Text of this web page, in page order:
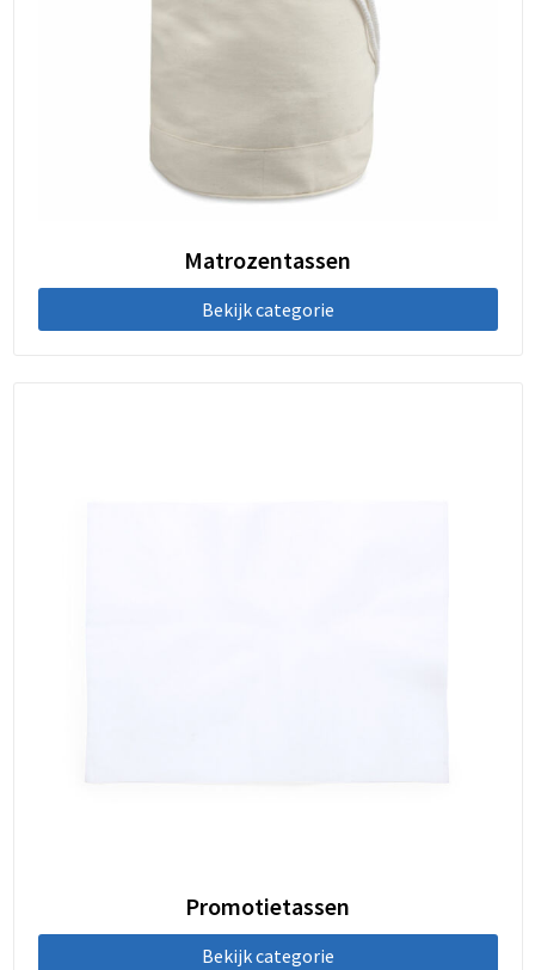
Matrozentassen
Bekijk categorie
Promotietassen
Bekijk categorie